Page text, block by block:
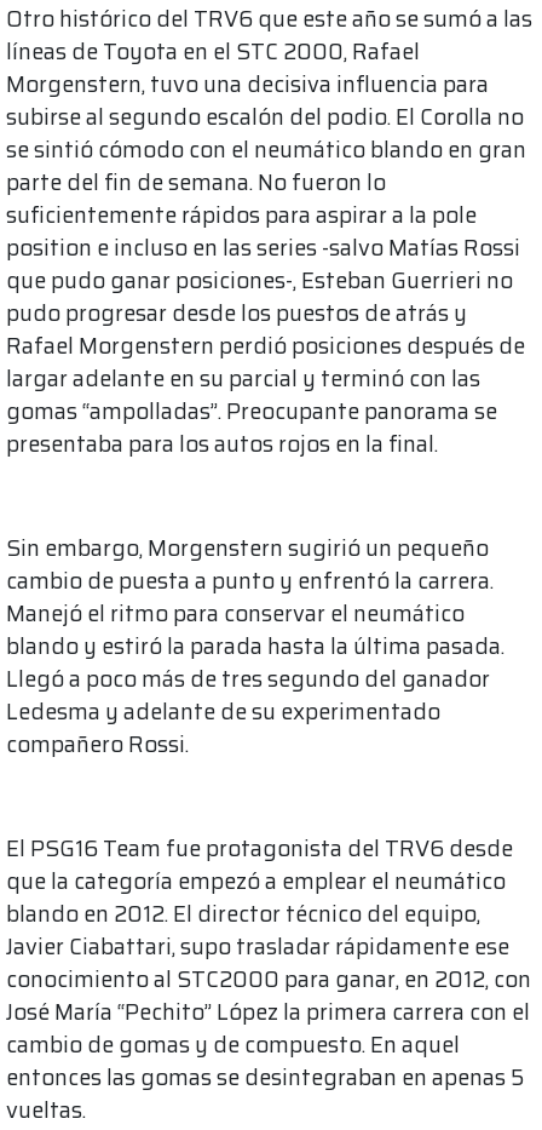
Otro histórico del TRV6 que este año se sumó a las
líneas de Toyota en el STC 2000, Rafael
Morgenstern, tuvo una decisiva influencia para
subirse al segundo escalón del podio. El Corolla no
se sintió cómodo con el neumático blando en gran
parte del fin de semana. No fueron lo
suficientemente rápidos para aspirar a la pole
position e incluso en las series -salvo Matías Rossi
que pudo ganar posiciones-, Esteban Guerrieri no
pudo progresar desde los puestos de atrás y
Rafael Morgenstern perdió posiciones después de
largar adelante en su parcial y terminó con las
gomas “ampolladas”. Preocupante panorama se
presentaba para los autos rojos en la final.
Sin embargo, Morgenstern sugirió un pequeño
cambio de puesta a punto y enfrentó la carrera.
Manejó el ritmo para conservar el neumático
blando y estiró la parada hasta la última pasada.
Llegó a poco más de tres segundo del ganador
Ledesma y adelante de su experimentado
compañero Rossi.
El PSG16 Team fue protagonista del TRV6 desde
que la categoría empezó a emplear el neumático
blando en 2012. El director técnico del equipo,
Javier Ciabattari, supo trasladar rápidamente ese
conocimiento al STC2000 para ganar, en 2012, con
José María “Pechito” López la primera carrera con el
cambio de gomas y de compuesto. En aquel
entonces las gomas se desintegraban en apenas 5
vueltas.